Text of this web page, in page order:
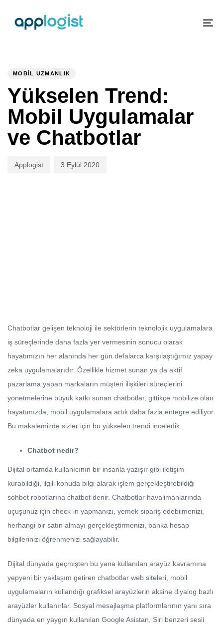
MOBIL UZMANLIK
Yükselen Trend:
Mobil Uygulamalar
ve Chatbotlar
Applogist 3 Eylül 2020
Chatbotlar gelişen teknoloji ile sektörlerin teknolojik uygulamalara
iş süreçlerinde daha fazla yer vermesinin sonucu olarak
hayatımızın her alanında her gün defalarca karşılaştığımız yapay
zeka uygulamalarıdır. Özellikle hizmet sunan ya da aktif
pazarlama yapan markaların müşteri ilişkileri süreçlerini
yönetmelerine büyük katkı sunan chatbotlar, gittikçe mobilize olan
hayatımızda, mobil uygulamalara artık daha fazla entegre ediliyor.
Bu makalemizde sizler için bu yükselen trendi inceledik.
Chatbot nedir?
Dijital ortamda kullanıcının bir insanla yazışır gibi iletişim
kurabildiği, ilgili konuda bilgi alarak işlem gerçekleştirebildiği
sohbet robotlarına chatbot denir. Chatbotlar havalimanlarında
uçuşunuz için check-in yapmanızı, yemek sipariş edebilmenizi,
herhangi bir satın almayı gerçekleştirmenizi, banka hesap
bilgilerinizi öğrenmenizi sağlayabilir.
Dijital dünyada geçmişten bu yana kullanılan arayüz kavramına
yepyeni bir yaklaşım getiren chatbotlar web siteleri, mobil
uygulamaların kullandığı grafiksel arayüzlerin aksine diyalog bazlı
arayüzler kullanırlar. Sosyal mesajlaşma platformlarının yanı sıra
dünyada en yaygın kullanılan Google Asistan, Siri benzeri sesli